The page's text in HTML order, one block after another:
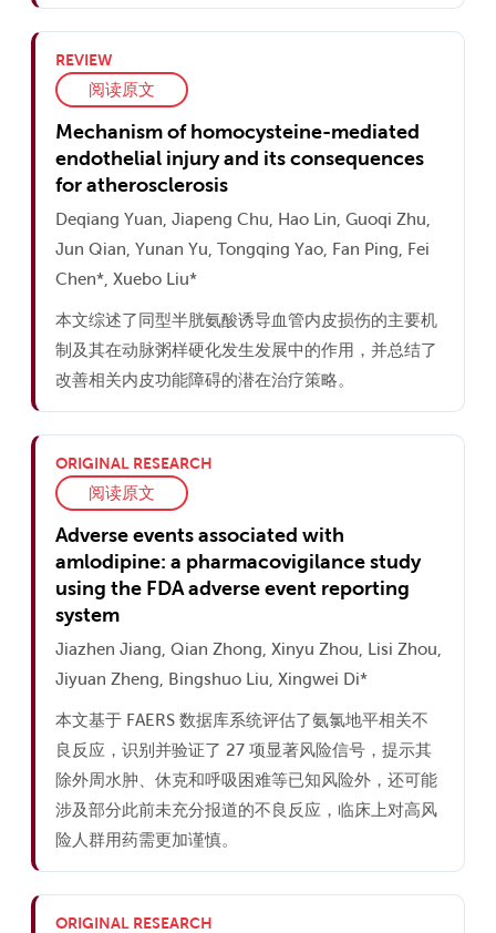
REVIEW
阅读原文
Mechanism of homocysteine-mediated
endothelial injury and its consequences
for atherosclerosis
Deqiang Yuan, Jiapeng Chu, Hao Lin, Guoqi Zhu,
Jun Qian, Yunan Yu, Tongqing Yao, Fan Ping, Fei
Chen*, Xuebo Liu*
本文综述了同型半胱氨酸诱导血管内皮损伤的主要机
制及其在动脉粥样硬化发生发展中的作用，并总结了
改善相关内皮功能障碍的潜在治疗策略。
ORIGINAL RESEARCH
阅读原文
Adverse events associated with
amlodipine: a pharmacovigilance study
using the FDA adverse event reporting
system
Jiazhen Jiang, Qian Zhong, Xinyu Zhou, Lisi Zhou,
Jiyuan Zheng, Bingshuo Liu, Xingwei Di*
本文基于 FAERS 数据库系统评估了氨氯地平相关不
良反应，识别并验证了 27 项显著风险信号，提示其
除外周水肿、休克和呼吸困难等已知风险外，还可能
涉及部分此前未充分报道的不良反应，临床上对高风
险人群用药需更加谨慎。
ORIGINAL RESEARCH